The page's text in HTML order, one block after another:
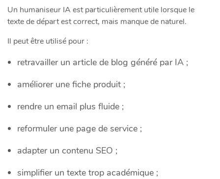
Un humaniseur IA est particulièrement utile lorsque le
texte de départ est correct, mais manque de naturel.
Il peut être utilisé pour :
retravailler un article de blog généré par IA ;
améliorer une fiche produit ;
rendre un email plus fluide ;
reformuler une page de service ;
adapter un contenu SEO ;
simplifier un texte trop académique ;